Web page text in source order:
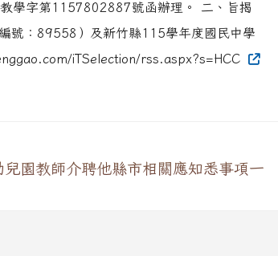
學字第1157802887號函辦理。 二、旨揭
號：89558）及新竹縣115學年度國民中學
iTSelection/rss.aspx?s=HCC
園教師介聘他縣市相關應知悉事項一